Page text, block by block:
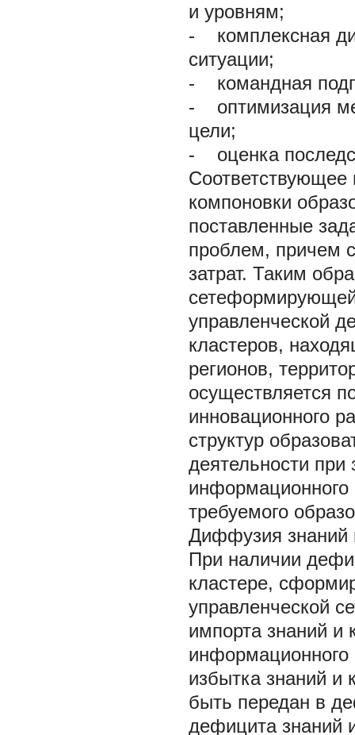
и уровням;
-
комплексная
ситуации;
-
командная
-
оптимизация
цели;
-
оценка
Соответствующее
компоновки
поставленные
проблем, причем
затрат. Таким
сетеформирующей
управленческой
кластеров,
регионов,
осуществляется
инновационного
структур
деятельности при
информационного
требуемого
Диффузия знаний
При наличии
кластере,
управленческой
импорта знаний и
информационного
избытка знаний и
быть передан в
дефицита знаний